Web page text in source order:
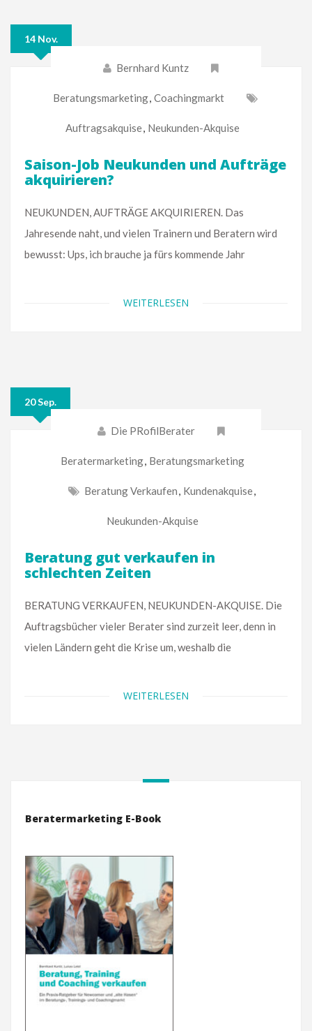
14 Nov.
Bernhard Kuntz
Beratungsmarketing, Coachingmarkt
Auftragsakquise, Neukunden-Akquise
Saison-Job Neukunden und Aufträge
akquirieren?
NEUKUNDEN, AUFTRÄGE AKQUIRIEREN. Das
Jahresende naht, und vielen Trainern und Beratern wird
bewusst: Ups, ich brauche ja fürs kommende Jahr
WEITERLESEN
20 Sep.
Die PRofilBerater
Beratermarketing, Beratungsmarketing
Beratung Verkaufen, Kundenakquise,
Neukunden-Akquise
Beratung gut verkaufen in
schlechten Zeiten
BERATUNG VERKAUFEN, NEUKUNDEN-AKQUISE. Die
Auftragsbücher vieler Berater sind zurzeit leer, denn in
vielen Ländern geht die Krise um, weshalb die
WEITERLESEN
Beratermarketing E-Book